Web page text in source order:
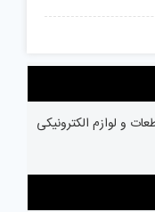
و لوازم الکترونیکی